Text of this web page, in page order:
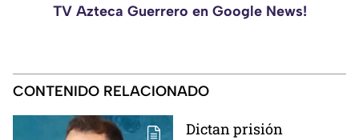
TV Azteca Guerrero en Google News!
CONTENIDO RELACIONADO
Dictan prisión